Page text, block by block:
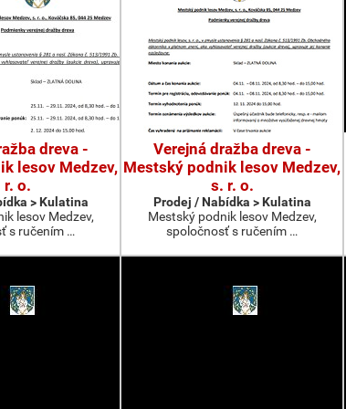
dreva -
lesov Medzev,
r. o.
> Kulatina
lesov Medzev,
s ručením …
Verejná dražba dreva -
Mestský podnik lesov Medzev,
s. r. o.
Prodej / Nabídka > Kulatina
Mestský podnik lesov Medzev,
spoločnosť s ručením …